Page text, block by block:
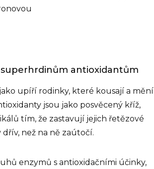
antioxidantům
upíří rodinky, které kousají a mění
jsou jako posvěcený kříž,
tím, že zastavují jejich řetězové
než na ně zaútočí.
enzymů s antioxidačními účinky,